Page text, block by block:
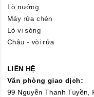
Lò nướng
Máy rửa chén
Lò vi sóng
Chậu - vòi rửa
LIÊN HỆ
Văn phòng giao dịch:
99 Nguyễn Thanh Tuyền,